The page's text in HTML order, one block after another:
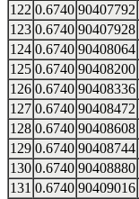
122 0.6740 90407792
123 0.6740 90407928
124 0.6740 90408064
125 0.6740 90408200
126 0.6740 90408336
127 0.6740 90408472
128 0.6740 90408608
129 0.6740 90408744
130 0.6740 90408880
131 0.6740 90409016